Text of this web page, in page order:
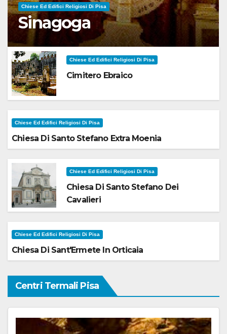
Chiese Ed Edifici Religiosi Di Pisa
Sinagoga
Chiese Ed Edifici Religiosi Di Pisa
Cimitero Ebraico
Chiese Ed Edifici Religiosi Di Pisa
Chiesa Di Santo Stefano Extra Moenia
Chiese Ed Edifici Religiosi Di Pisa
Chiesa Di Santo Stefano Dei
Cavalieri
Chiese Ed Edifici Religiosi Di Pisa
Chiesa Di Sant'Ermete In Orticaia
Centri Termali Pisa